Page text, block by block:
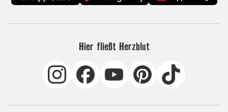
Hier fließt Herzblut